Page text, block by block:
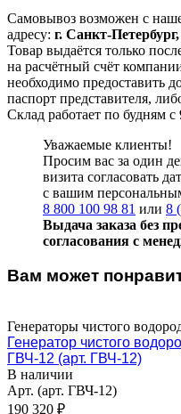
Самовывоз возможен с
адресу: г. Санкт-
Товар выдаётся только
на расчётный счёт
необходимо предоставить
паспорт представителя,
Склад работает по будням с
Уважаемые клиенты!
Просим вас за один
визита согласовать
с вашим
8 800 100 98 81 или 8
Выдача заказа без
согласования с
Вам может
Генераторы чистого
Генератор чистого
ГВЧ-12 (арт. ГВЧ-12)
В наличии
Арт. (арт. ГВЧ-12)
190 320 ₽